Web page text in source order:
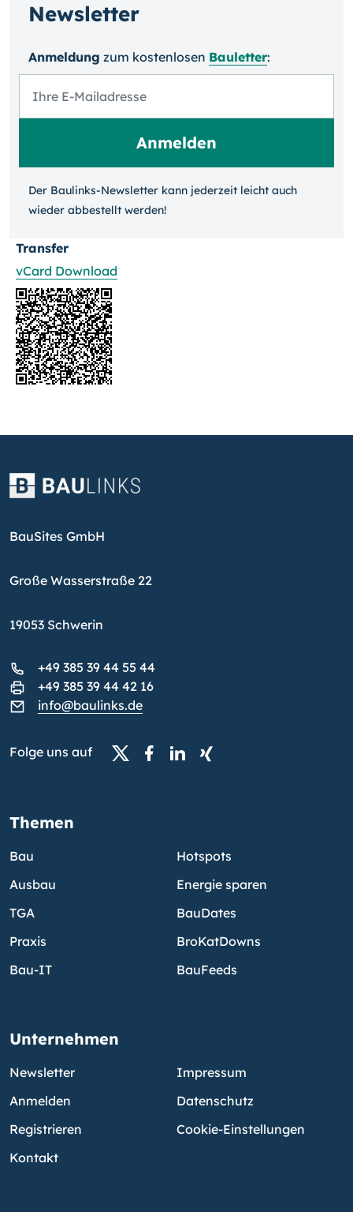
Newsletter
Anmeldung zum kosten­losen Bauletter:
Der Baulinks-Newsletter kann jeder­zeit leicht auch
wieder ab­bestellt werden!
Transfer
vCard Download
BauSites GmbH
Große Wasserstraße 22
19053 Schwerin
+49 385 39 44 55 44
+49 385 39 44 42 16
info@baulinks.de
Folge uns auf
Themen
Bau
Ausbau
TGA
Praxis
Bau-IT
Hotspots
Energie sparen
BauDates
BroKatDowns
BauFeeds
Unternehmen
Newsletter
Anmelden
Registrieren
Kontakt
Impressum
Datenschutz
Cookie-Einstellungen